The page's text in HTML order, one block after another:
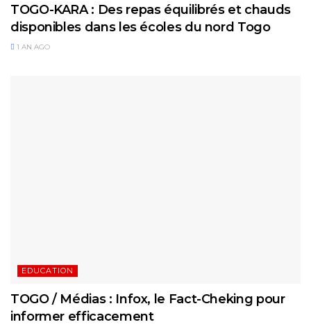
TOGO-KARA : Des repas équilibrés et chauds
disponibles dans les écoles du nord Togo
1 AN AGO
EDUCATION
TOGO / Médias : Infox, le Fact-Cheking pour
informer efficacement